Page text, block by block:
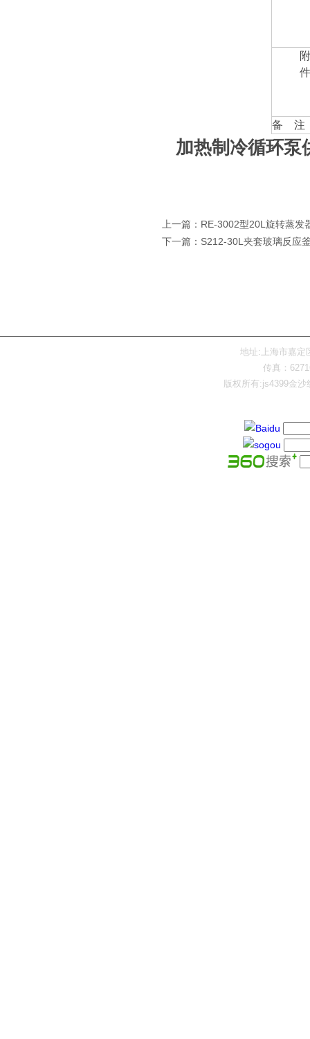
附
件
备 注
加热制冷循环泵
上一篇： RE-3002型20L旋转蒸发
下一篇： S212-30L夹套玻璃反应
地址:上海市嘉定
传真：
版权所有:js4399金